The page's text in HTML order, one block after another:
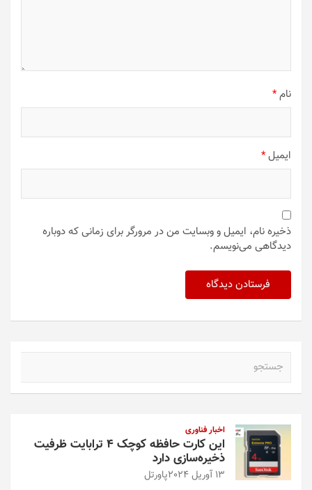
نام*
ایمیل*
ذخیره نام، ایمیل و وبسایت من در مرورگر برای زمانی که دوباره
دیدگاهی می‌نویسم.
اخبار فناوری
این کارت حافظه کوچک ۴ ترابایت ظرفیت
ذخیره‌سازی دارد
13 آوریل 2024 پاورتل